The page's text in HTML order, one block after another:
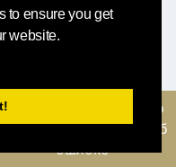
to ensure you get
website.
Отправить обратную
или сообщение об
ошибке